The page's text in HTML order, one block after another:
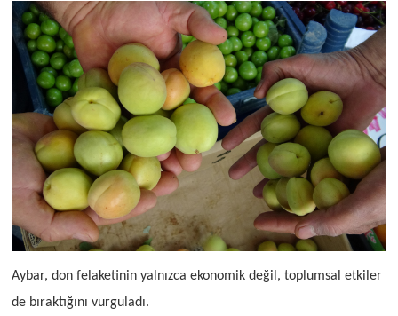
Aybar, don felaketinin yalnızca ekonomik değil, toplumsal etkiler
de bıraktığını vurguladı.